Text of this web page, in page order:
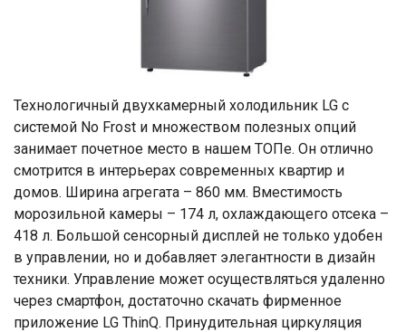
Технологичный двухкамерный холодильник LG с
системой No Frost и множеством полезных опций
занимает почетное место в нашем ТОПе. Он отлично
смотрится в интерьерах современных квартир и
домов. Ширина агрегата – 860 мм. Вместимость
морозильной камеры – 174 л, охлаждающего отсека –
418 л. Большой сенсорный дисплей не только удобен
в управлении, но и добавляет элегантности в дизайн
техники. Управление может осуществляться удаленно
через смартфон, достаточно скачать фирменное
приложение LG ThinQ. Принудительная циркуляция